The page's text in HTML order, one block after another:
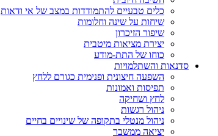
כלים טבעיים להתמודדות במצב של אי ודאות
שיחות על שינה וחלומות
שיפור הזיכרון
יצירת מציאות מיטבית
כוחו של התת-מודע
סדנאות והשתלמויות
השפעה חיצונית ופנימית כגורם ללחץ
תפיסות ואמונות
לחץ ושחיקה
ניהול רגשות
ניהול מנטלי בתקופה של שינויים בחיים
יציאה ממשבר